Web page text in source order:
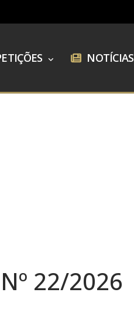
NOTÍCIAS
22/2026